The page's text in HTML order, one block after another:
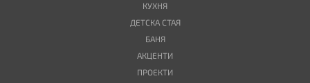
КУХНЯ
ДЕТСКА СТАЯ
БАНЯ
АКЦЕНТИ
ПРОЕКТИ